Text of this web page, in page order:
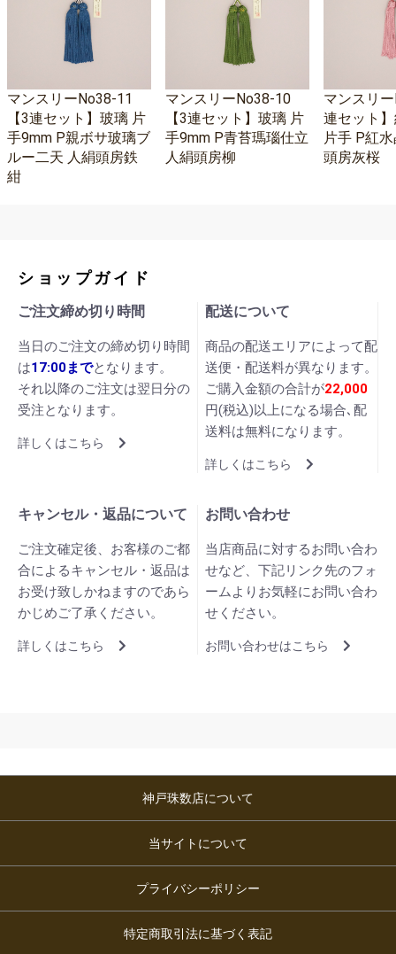
マンスリーNo38-11
【3連セット】玻璃 片
手9mm P親ボサ玻璃ブ
ルー二天 人絹頭房鉄
紺
マンスリーNo38-10
【3連セット】玻璃 片
手9mm P青苔瑪瑙仕立
人絹頭房柳
マンスリ
連セット
片手 P紅
頭房灰桜
ショップガイド
ご注文締め切り時間
当日のご注文の締め切り時間
は17:00までとなります。
それ以降のご注文は翌日分の
受注となります。
詳しくはこちら
配送について
商品の配送エリアによって配
送便・配送料が異なります。
ご購入金額の合計が22,000
円(税込)以上になる場合､配
送料は無料になります。
詳しくはこちら
キャンセル・返品について
ご注文確定後、お客様のご都
合によるキャンセル・返品は
お受け致しかねますのであら
かじめご了承ください。
詳しくはこちら
お問い合わせ
当店商品に対するお問い合わ
せなど、下記リンク先のフォ
ームよりお気軽にお問い合わ
せください。
お問い合わせはこちら
神戸珠数店について
当サイトについて
プライバシーポリシー
特定商取引法に基づく表記